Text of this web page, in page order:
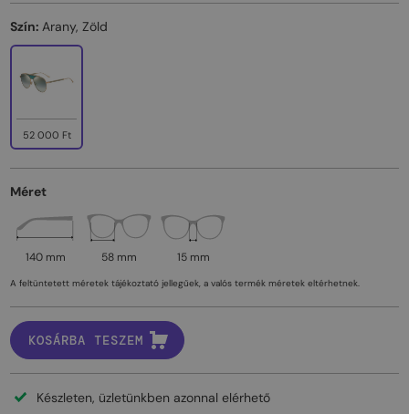
Szín: Arany, Zöld
52 000 Ft
Méret
140 mm 58 mm 15 mm
A feltüntetett méretek tájékoztató jellegűek, a valós termék méretek eltérhetnek.
KOSÁRBA TESZEM
Készleten, üzletünkben azonnal elérhető